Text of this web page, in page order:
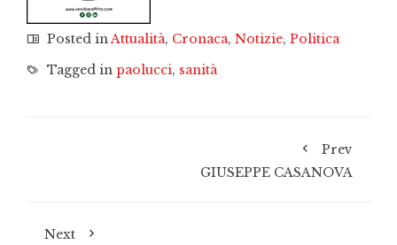
Posted inAttualità, Cronaca, Notizie, Politica
Tagged in paolucci, sanità
Prev
GIUSEPPE CASANOVA
Next